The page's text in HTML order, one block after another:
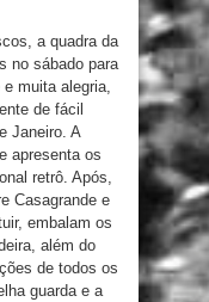
a quadra da
no sábado para
muita alegria,
de fácil
Janeiro. A
apresenta os
retrô. Após,
Casagrande e
embalam os
além do
de todos os
guarda e a